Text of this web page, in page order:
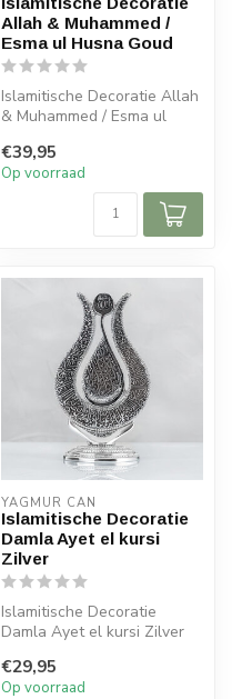
Allah & Muhammed /
Esma ul Husna Goud
Islamitische Decoratie Allah
& Muhammed / Esma ul
Afmeting: 26x33 ...
€39,95
Op voorraad
YAGMUR CAN
Islamitische Decoratie
Damla Ayet el kursi
Zilver
Islamitische Decoratie
Damla Ayet el kursi Zilver
€29,95
Op voorraad